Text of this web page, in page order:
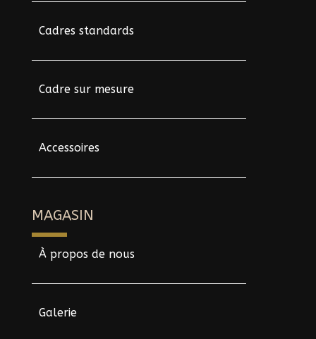
Cadres standards
Cadre sur mesure
Accessoires
MAGASIN
À propos de nous
Galerie